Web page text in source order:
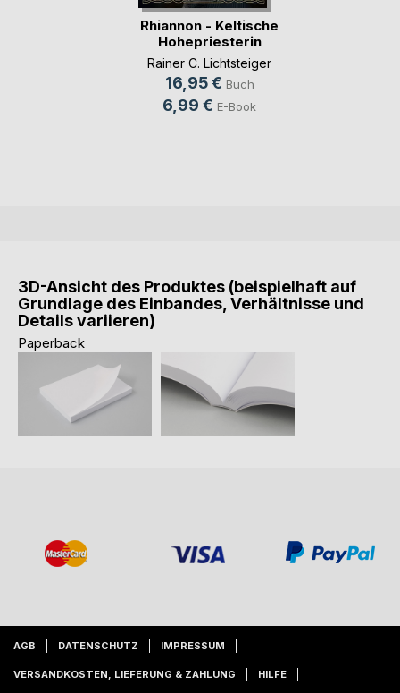
Rhiannon - Keltische
Hohepriesterin
Rainer C. Lichtsteiger
16,95 € Buch
6,99 € E-Book
3D-Ansicht des Produktes (beispielhaft auf
Grundlage des Einbandes, Verhältnisse und
Details variieren)
Paperback
AGB DATENSCHUTZ IMPRESSUM
VERSANDKOSTEN, LIEFERUNG & ZAHLUNG HILFE